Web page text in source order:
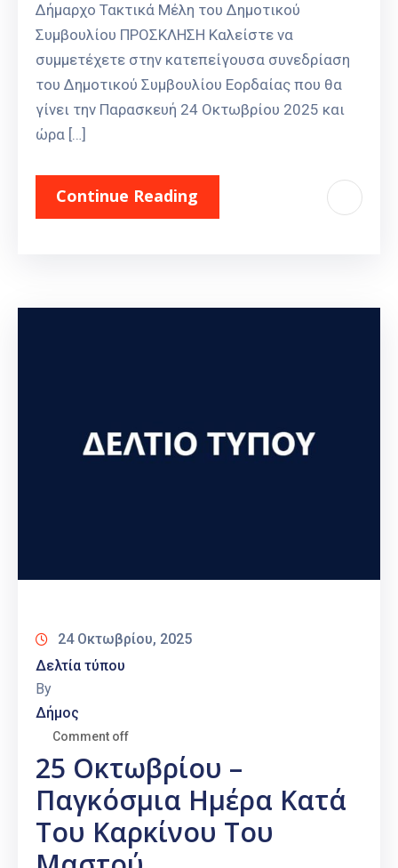
Δήμαρχο Τακτικά Μέλη του Δημοτικού
Συμβουλίου ΠΡΟΣΚΛΗΣΗ Καλείστε να
συμμετέχετε στην κατεπείγουσα συνεδρίαση
του Δημοτικού Συμβουλίου Εορδαίας που θα
γίνει την Παρασκευή 24 Οκτωβρίου 2025 και
ώρα […]
Continue Reading
24 Οκτωβρίου, 2025
Δελτία τύπου
By
Δήμος
Comment off
25 Οκτωβρίου –
Παγκόσμια Ημέρα Κατά
Του Καρκίνου Του